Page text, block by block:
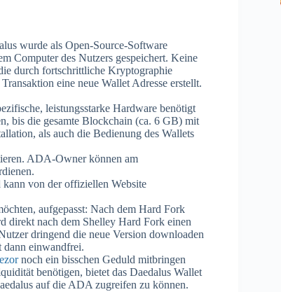
wurde als Open-Source-Software
Computer des Nutzers gespeichert. Keine
durch fortschrittliche Kryptographie
eine neue Wallet Adresse erstellt.
leistungsstarke Hardware benötigt
bis die gesamte Blockchain (ca. 6 GB) mit
als auch die Bedienung des Wallets
ADA-Owner können am
von der offiziellen Website
aufgepasst: Nach dem Hard Fork
direkt nach dem Shelley Hard Fork einen
dringend die neue Version downloaden
dann einwandfrei.
noch ein bisschen Geduld mitbringen
benötigen, bietet das Daedalus Wallet
auf die ADA zugreifen zu können.